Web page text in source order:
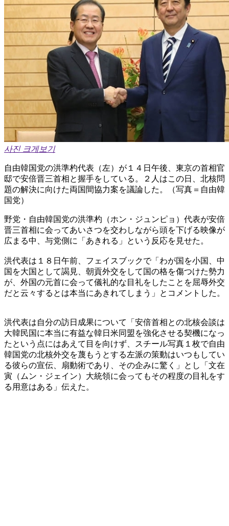
사진 크게보기
自由韓国党の洪準杓代表（左）が１４日午後、東京の首相官
邸で安倍晋三首相と握手をしている。２人はこの日、北核問
題の解決に向けた両国間協力案を議論した。（写真＝自由韓
国党）
野党・自由韓国党の洪準杓（ホン・ジュンピョ）代表が安倍
晋三首相に会ってあいさつを交わしながら頭を下げる映像が
広まる中、与党側に「あきれる」という反応を見せた。
洪代表は１８日午前、フェイスブックで「わが国を小国、中
国を大国として謁見、朝貢外交をして国の格を傷つけた勢力
が、外国の元首に会って儀礼的な目礼をしたことを屈辱外交
だと云々するとは本当にあきれてしまう」とコメントした。
洪代表は自分の訪日成果について「安倍首相との北核会談は
大韓民国に本当に有益な韓日米同盟を強化させる契機になっ
たという点にはあえて目を向けず、スチール写真１枚で自由
韓国党の北核外交を蔑もうとする左派の策動はいつもしてい
る彼らの宣伝、扇動術であり、その企みに驚く」とし「文在
寅（ムン・ジェイン）大統領に会ってもその程度の目礼をす
る用意はある」伝えた。